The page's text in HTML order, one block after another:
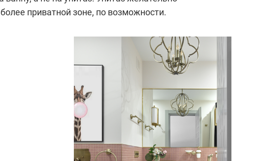
приватной зоне, по возможности.